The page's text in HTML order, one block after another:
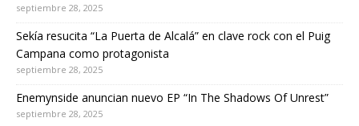
septiembre 28, 2025
Sekía resucita “La Puerta de Alcalá” en clave rock con el Puig
Campana como protagonista
septiembre 28, 2025
Enemynside anuncian nuevo EP “In The Shadows Of Unrest”
septiembre 28, 2025